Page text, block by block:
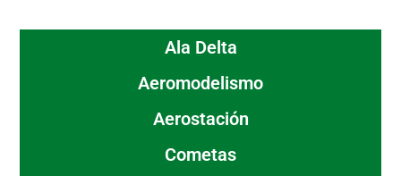
Ala Delta
Aeromodelismo
Aerostación
Cometas